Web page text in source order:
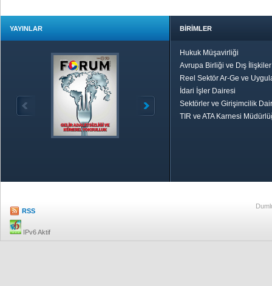
YAYINLAR BİRİMLER
Hukuk Müşavirliği
Avrupa Birliği ve Dış
Reel Sektör Ar-Ge ve
İdari İşler Dairesi
Sektörler ve Girişimcilik
TIR ve ATA Karnesi
RSS
IPv6 Aktif